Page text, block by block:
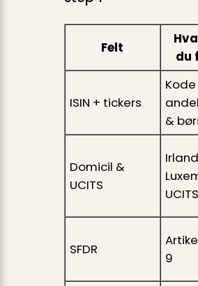
Felt
du
ISIN + tickers
&
Domicil &
UCITS
SFDR
9